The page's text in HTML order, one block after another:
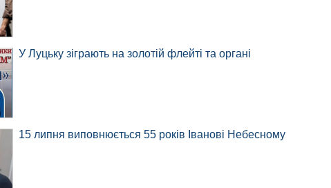
У Луцьку зіграють на золотій флейті та органі
15 липня виповнюється 55 років Іванові Небесному